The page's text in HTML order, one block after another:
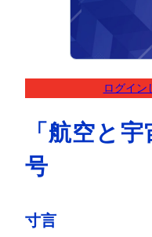
ログイン
「航空と
号
寸言